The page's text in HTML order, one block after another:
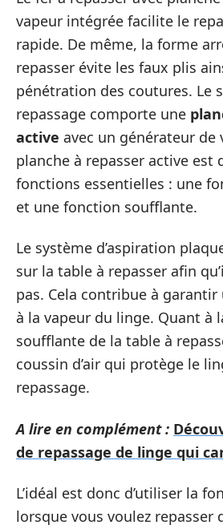
vapeur intégrée facilite le
rapide. De même, la forme
repasser évite les faux plis
pénétration des coutures. Le
repassage comporte une
active avec un générateur de
planche à repasser active est
fonctions essentielles : une
et une fonction soufflante.
Le système d’aspiration
sur la table à repasser afin
pas. Cela contribue à
à la vapeur du linge. Quant à
soufflante de la table à
coussin d’air qui protège le
repassage.
A lire en complément :
de repassage de linge qui
L’idéal est donc d’utiliser la
lorsque vous voulez repasser